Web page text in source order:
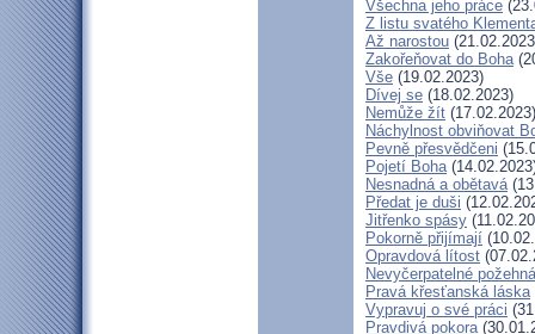
Všechna jeho práce
Z listu svatého
Až narostou
Zakořeňovat do Boha
Vše (19.02.2023)
Dívej se (18.02.2023)
Nemůže žít (17.02.2023)
Náchylnost obviňovat
Pevně přesvědčeni
Pojetí Boha
Nesnadná a obětavá
Předat je duši
Jitřenko spásy
Pokorně přijímají
Opravdová lítost
Nevyčerpatelné
Pravá křesťanská láska
Vypravuj o své práci
Pravdivá pokora